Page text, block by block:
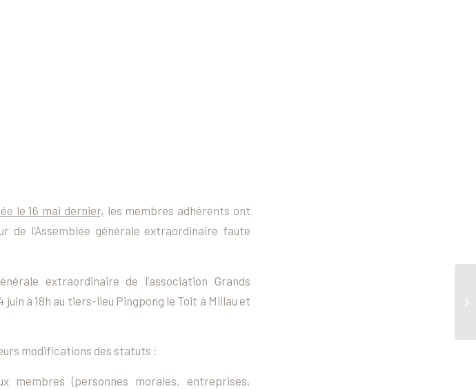
le 16 mai dernier, les membres adhérents ont
de l’Assemblée générale extraordinaire faute
extraordinaire de l’association Grands
juin à 18h au tiers-lieu Pingpong le Toit à Millau et
modifications des statuts :
membres (personnes morales, entreprises,